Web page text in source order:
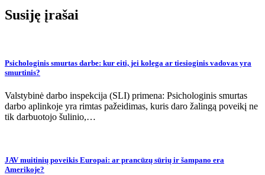
Susiję įrašai
Psichologinis smurtas darbe: kur eiti, jei kolega ar tiesioginis vadovas yra
smurtinis?
Valstybinė darbo inspekcija (SLI) primena: Psichologinis smurtas
darbo aplinkoje yra rimtas pažeidimas, kuris daro žalingą poveikį ne
tik darbuotojo šulinio,…
JAV muitinių poveikis Europai: ar prancūzų sūrių ir šampano era
Amerikoje?